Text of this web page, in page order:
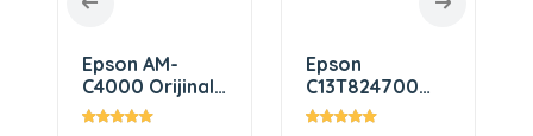
Epson AM-
C4000 Orijinal
Kartuş Seti
Epson
C13T824700
Light Black